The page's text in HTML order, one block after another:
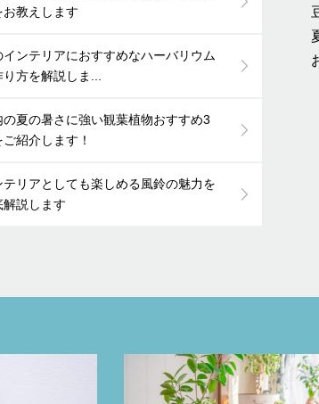
お教えします
インテリアにおすすめなハーバリウム
方を解説しま...
の夏の暑さに強い観葉植物おすすめ3
紹介します！
テリアとしても楽しめる風鈴の魅力を
解説します